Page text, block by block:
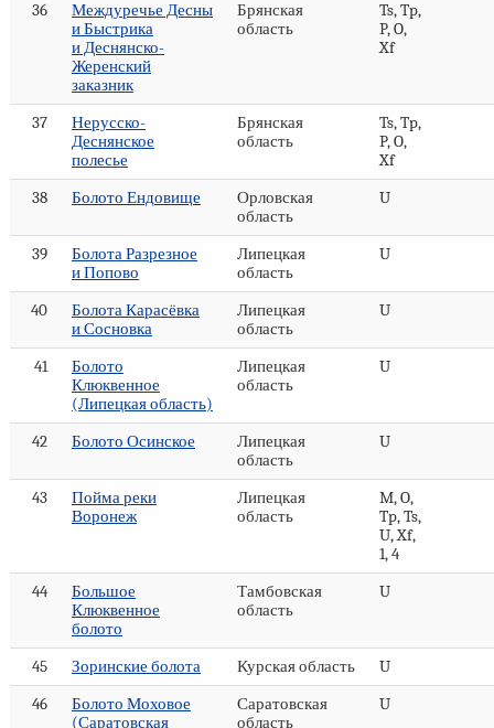
36
Междуречье Десны
и Быстрика
и Деснянско-
Жеренский
заказник
Брянская
область
Ts, Tp,
P, O,
Xf
37
Нерусско-
Деснянское
полесье
Брянская
область
Ts, Tp,
P, O,
Xf
38
Болото Ендовище
Орловская
область
U
39
Болота Разрезное
и Попово
Липецкая
область
U
40
Болота Карасёвка
и Сосновка
Липецкая
область
U
41
Болото
Клюквенное
(Липецкая область)
Липецкая
область
U
42 Болото Осинское
Липецкая
область
U
43
Пойма реки
Воронеж
Липецкая
область
M, O,
Tp, Ts,
U, Xf,
1, 4
44
Большое
Клюквенное
болото
Тамбовская
область
U
45 Зоринские болота Курская область
U
46
Болото Моховое
(Саратовская
Саратовская
область
U